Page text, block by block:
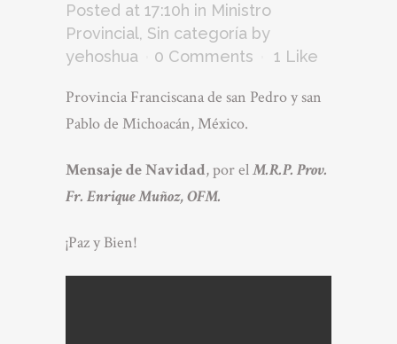
Posted at 17:10h in Ministro
Provincial, Sin categoría by
yehoshua
0 Comments 1 Like
Provincia Franciscana de san Pedro y san
Pablo de Michoacán, México.
Mensaje de Navidad, por elM.R.P. Prov.
Fr. Enrique Muñoz, OFM.
¡Paz y Bien!